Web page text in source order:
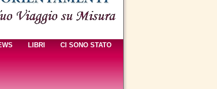
LIBRI CI SONO STATO